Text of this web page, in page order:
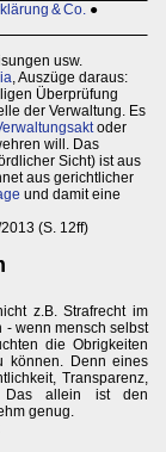
& Co. ●
usw.
, Auszüge daraus:
Überprüfung
der Verwaltung. Es
oder
will. Das
Sicht) ist aus
aus gerichtlicher
und damit eine
(S. 12ff)
z.B. Strafrecht im
- wenn mensch selbst
die Obrigkeiten
können. Denn eines
Transparenz,
Das allein ist den
genug.